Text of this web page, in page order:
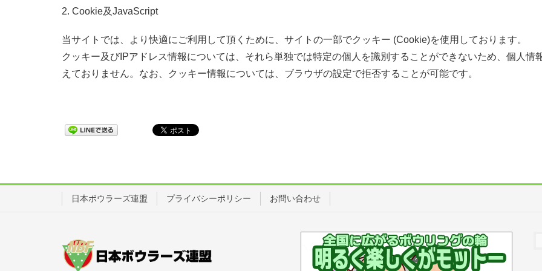
2. Cookie及JavaScript
当サイトでは、より快適にご利用して頂くために、サイトの一部でクッキー (Cookie)を使用しております。
クッキー及びIPアドレス情報については、それら単独では特定の個人を識別することができないため、個人情
えておりません。なお、クッキー情報については、ブラウザの設定で拒否することが可能です。
日本ボウラーズ連盟 プライバシーポリシー お問い合わせ